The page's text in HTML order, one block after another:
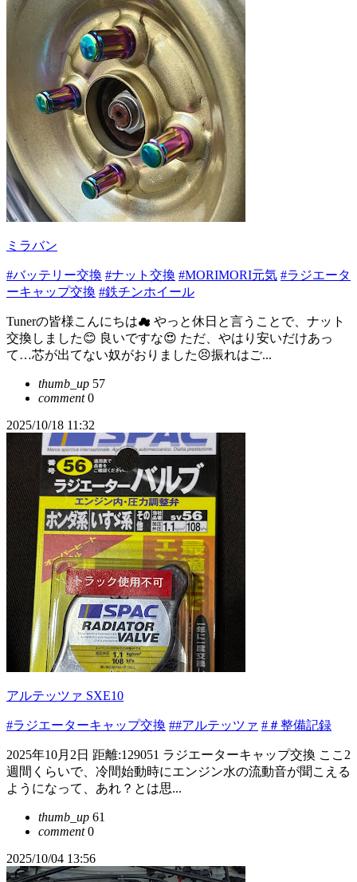
ミラバン
#バッテリー交換 #ナット交換 #MORIMORI元気 #ラジエータ
ーキャップ交換 #鉄チンホイール
Tunerの皆様こんにちは☁ やっと休日と言うことで、ナット
交換しました😊 良いですな😍 ただ、やはり安いだけあっ
て…芯が出てない奴がおりました😣振れはご...
thumb_up 57
comment0
2025/10/18 11:32
アルテッツァ SXE10
#ラジエーターキャップ交換 ##アルテッツァ #＃整備記録
2025年10月2日 距離:129051 ラジエーターキャップ交換 ここ2
週間くらいで、冷間始動時にエンジン水の流動音が聞こえる
ようになって、あれ？とは思...
thumb_up 61
comment0
2025/10/04 13:56